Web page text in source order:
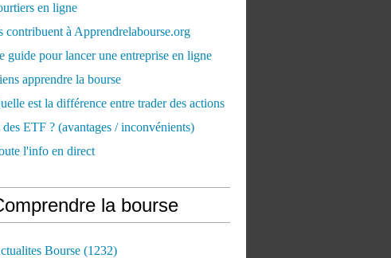
en ligne
contribuent à Apprendrelabourse.org
guide pour lancer une entreprise en ligne
apprendre la bourse
est la différence entre trader des actions
des ETF ? (avantages / inconvénients)
l'info en direct
la bourse
Bourse (1232)